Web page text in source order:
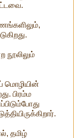
மொழியின்
பிரம்ம
தமிழ்